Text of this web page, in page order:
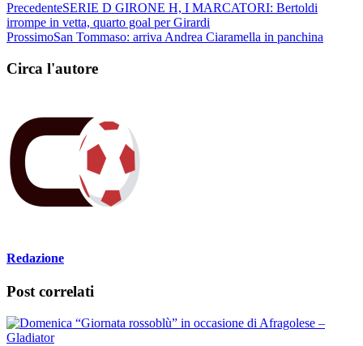
PrecedenteSERIE D GIRONE H, I MARCATORI: Bertoldi
irrompe in vetta, quarto goal per Girardi
ProssimoSan Tommaso: arriva Andrea Ciaramella in panchina
Circa l'autore
Redazione
Post correlati